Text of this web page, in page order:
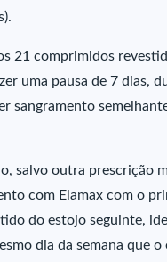
21 comprimidos
uma pausa de 7 dias,
sangramento
salvo outra prescrição
com Elamax com o
do estojo seguinte,
dia da semana que o